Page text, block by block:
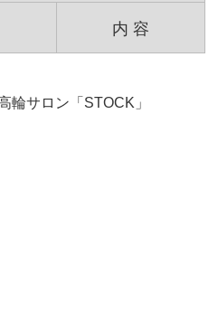
内 容
輪サロン「STOCK」